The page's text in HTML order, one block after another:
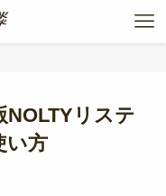
NOLTYリステ
い方